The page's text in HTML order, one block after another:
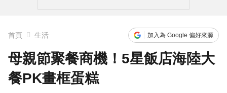
首頁 生活 加入為 Google 偏好來源
母親節聚餐商機！5星飯店海陸大
餐PK畫框蛋糕